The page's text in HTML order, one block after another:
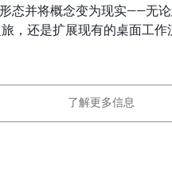
态并将概念变为现实——无
，还是扩展现有的桌面工作
了解更多信息